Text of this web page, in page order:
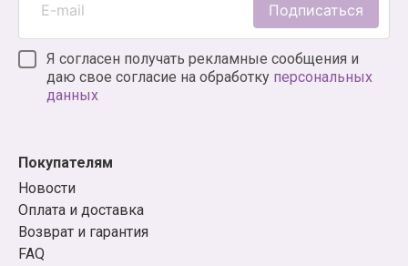
Подписаться
Я согласен получать рекламные сообщения и
даю свое согласие на обработку персональных
данных
Покупателям
Новости
Оплата и доставка
Возврат и гарантия
FAQ